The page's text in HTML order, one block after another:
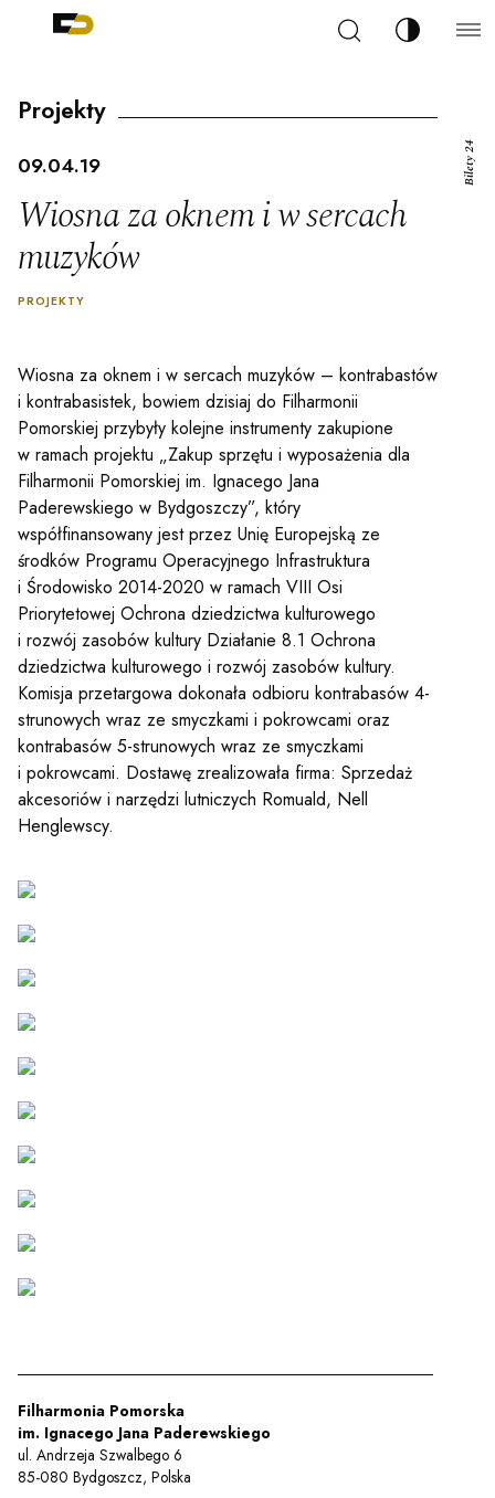
Szukaj Zmień
sal
YOUTUBE INSTAGRAM
Polityka prywatności
Projekty
09.04.19
Wiosna za oknem i w sercach
muzyków
PROJEKTY
Wiosna za oknem i w sercach muzyków – kontrabastów
i kontrabasistek, bowiem dzisiaj do Filharmonii
Pomorskiej przybyły kolejne instrumenty zakupione
w ramach projektu „Zakup sprzętu i wyposażenia dla
Filharmonii Pomorskiej im. Ignacego Jana
Paderewskiego w Bydgoszczy”, który
współfinansowany jest przez Unię Europejską ze
środków Programu Operacyjnego Infrastruktura
i Środowisko 2014-2020 w ramach VIII Osi
Priorytetowej Ochrona dziedzictwa kulturowego
i rozwój zasobów kultury Działanie 8.1 Ochrona
dziedzictwa kulturowego i rozwój zasobów kultury.
Komisja przetargowa dokonała odbioru kontrabasów 4-
strunowych wraz ze smyczkami i pokrowcami oraz
kontrabasów 5-strunowych wraz ze smyczkami
i pokrowcami. Dostawę zrealizowała firma: Sprzedaż
akcesoriów i narzędzi lutniczych Romuald, Nell
Henglewscy.
Bilety 24
Filharmonia Pomorska
im. Ignacego Jana Paderewskiego
ul. Andrzeja Szwalbego 6
85-080 Bydgoszcz, Polska